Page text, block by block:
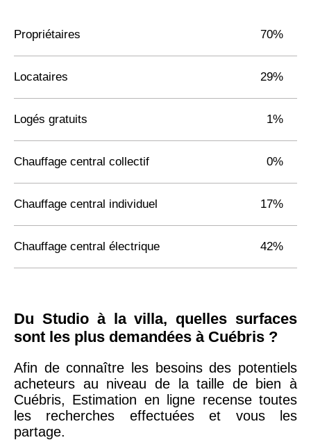
Propriétaires 70%
Locataires 29%
Logés gratuits 1%
Chauffage central collectif 0%
Chauffage central individuel 17%
Chauffage central électrique 42%
Du Studio à la villa, quelles surfaces
sont les plus demandées à Cuébris ?
Afin de connaître les besoins des potentiels
acheteurs au niveau de la taille de bien à
Cuébris, Estimation en ligne recense toutes
les recherches effectuées et vous les
partage.